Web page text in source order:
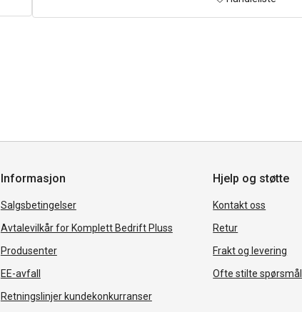
Informasjon
Salgsbetingelser
Avtalevilkår for Komplett Bedrift Pluss
Produsenter
EE-avfall
Retningslinjer kundekonkurranser
Hjelp og støtte
Kontakt oss
Retur
Frakt og levering
Ofte stilte spørsmål